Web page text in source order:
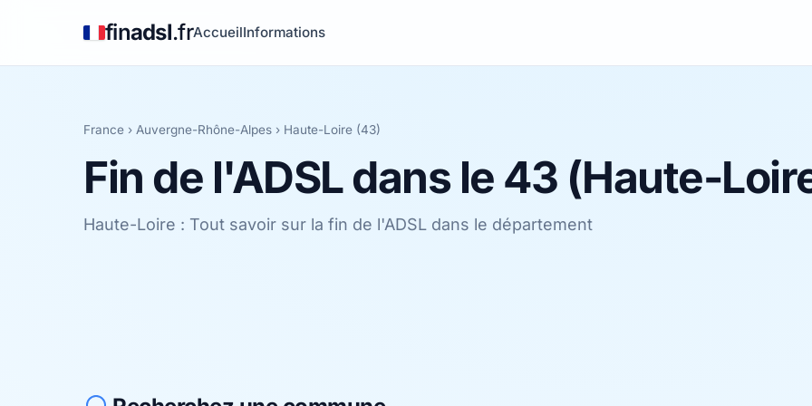
finadsl.frAccueilInformations
France › Auvergne-Rhône-Alpes › Haute-Loire (43)
Fin de l'ADSL dans le 43 (Haute-
Haute-Loire : Tout savoir sur la fin de l'ADSL dans le département